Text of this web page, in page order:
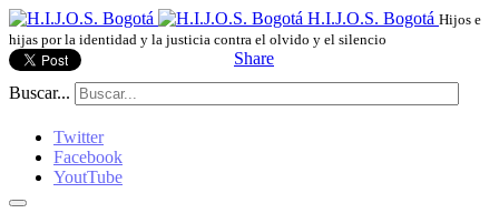
H.I.J.O.S. Bogotá Hijos e
hijas por la identidad y la justicia contra el olvido y el silencio
Share
Buscar...
Twitter
Facebook
YoutTube